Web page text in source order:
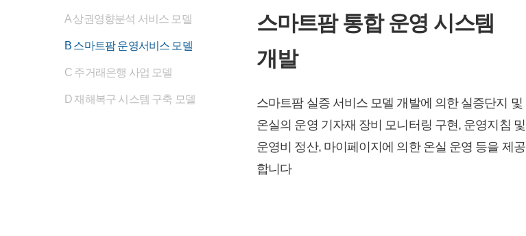
A 상권영향분석 서비스 모델
B 스마트팜 운영서비스 모델
C 주거래은행 사업 모델
D 재해복구 시스템 구축 모델
스마트팜 통합 운영 시스템
개발
스마트팜 실증 서비스 모델 개발에 의한 실증단지 및
온실의 운영 기자재 장비 모니터링 구현, 운영지침 및
운영비 정산, 마이페이지에 의한 온실 운영 등을 제공
합니다